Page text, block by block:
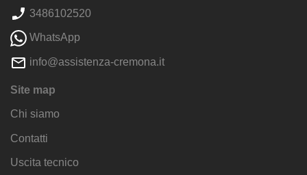
3486102520
WhatsApp
info@assistenza-cremona.it
Site map
Chi siamo
Contatti
Uscita tecnico